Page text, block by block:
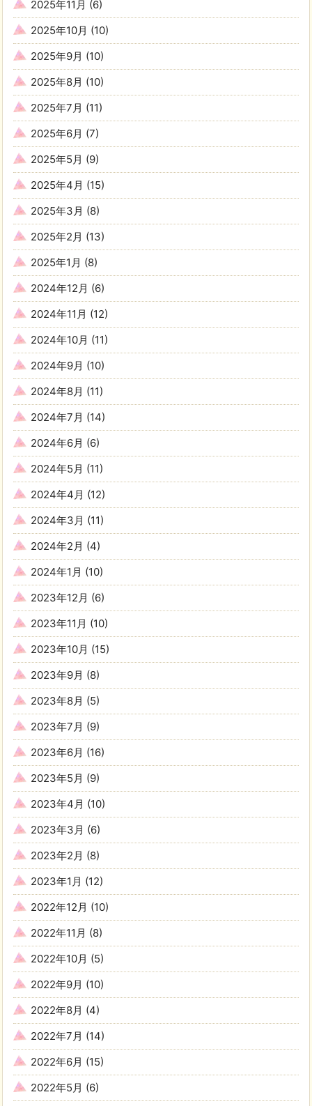
2025年11月 (6)
2025年10月 (10)
2025年9月 (10)
2025年8月 (10)
2025年7月 (11)
2025年6月 (7)
2025年5月 (9)
2025年4月 (15)
2025年3月 (8)
2025年2月 (13)
2025年1月 (8)
2024年12月 (6)
2024年11月 (12)
2024年10月 (11)
2024年9月 (10)
2024年8月 (11)
2024年7月 (14)
2024年6月 (6)
2024年5月 (11)
2024年4月 (12)
2024年3月 (11)
2024年2月 (4)
2024年1月 (10)
2023年12月 (6)
2023年11月 (10)
2023年10月 (15)
2023年9月 (8)
2023年8月 (5)
2023年7月 (9)
2023年6月 (16)
2023年5月 (9)
2023年4月 (10)
2023年3月 (6)
2023年2月 (8)
2023年1月 (12)
2022年12月 (10)
2022年11月 (8)
2022年10月 (5)
2022年9月 (10)
2022年8月 (4)
2022年7月 (14)
2022年6月 (15)
2022年5月 (6)